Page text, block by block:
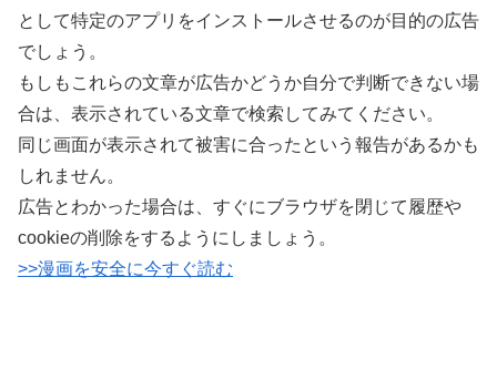
として特定のアプリをインストールさせるのが目的の広告
でしょう。
もしもこれらの文章が広告かどうか自分で判断できない場
合は、表示されている文章で検索してみてください。
同じ画面が表示されて被害に合ったという報告があるかも
しれません。
広告とわかった場合は、すぐにブラウザを閉じて履歴や
cookieの削除をするようにしましょう。
>>漫画を安全に今すぐ読む